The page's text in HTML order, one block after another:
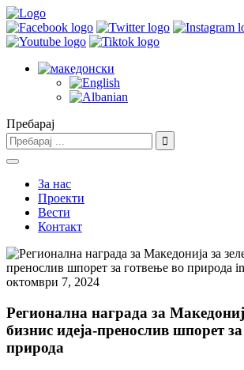
Пребарај
За нас
Проекти
Вести
Контакт
октомври 7, 2024
Регионална награда за
бизнис идеја-пренослив шпорет
природа